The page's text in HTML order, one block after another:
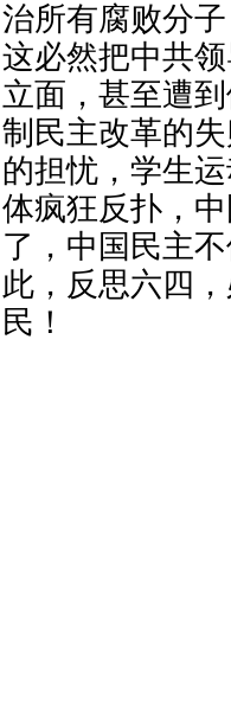
治所有腐败分
这必然把中共
立面，甚至遭
制民主改革的
的担忧，学生
体疯狂反扑，
了，中国民主
此，反思六四
民！